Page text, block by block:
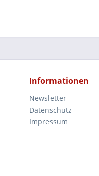
Informationen
Newsletter
Datenschutz
Impressum